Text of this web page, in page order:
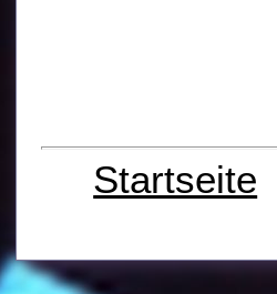
Startseite